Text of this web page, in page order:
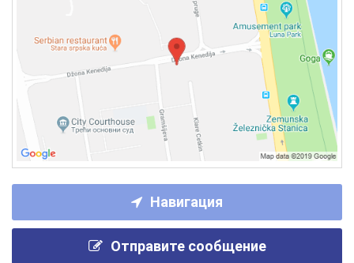
Навигация
Отправите сообщение